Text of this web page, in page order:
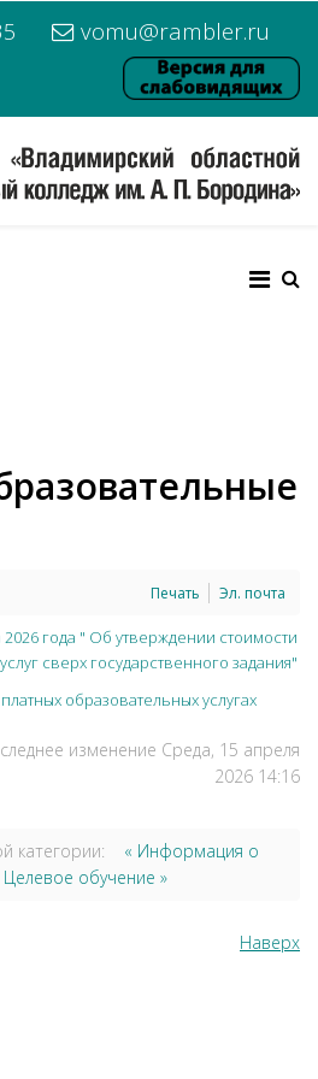
vomu@rambler.ru
Печать Эл. почта
года " Об утверждении стоимости
сверх государственного задания"
образовательных услугах
изменение Среда, 15 апреля
2026 14:16
категории:
« Информация о
Целевое обучение »
Наверх